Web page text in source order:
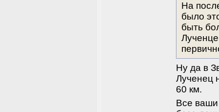
На
было
быть
Ну да в
Лученец
60 км.
Все ваши